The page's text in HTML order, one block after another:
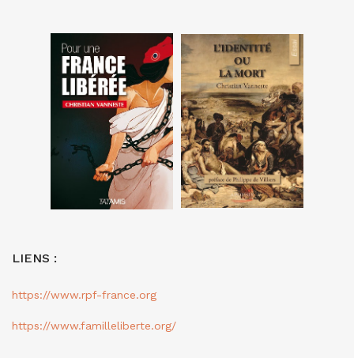
LIENS :
https://www.rpf-france.org
https://www.familleliberte.org/